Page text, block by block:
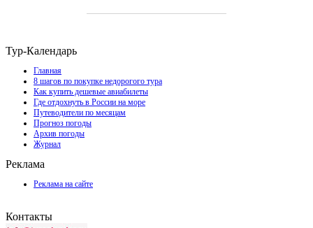
Тур-Календарь
Главная
8 шагов по покупке недорогого тура
Как купить дешевые авиабилеты
Где отдохнуть в России на море
Путеводители по месяцам
Прогноз погоды
Архив погоды
Журнал
Реклама
Реклама на сайте
Контакты